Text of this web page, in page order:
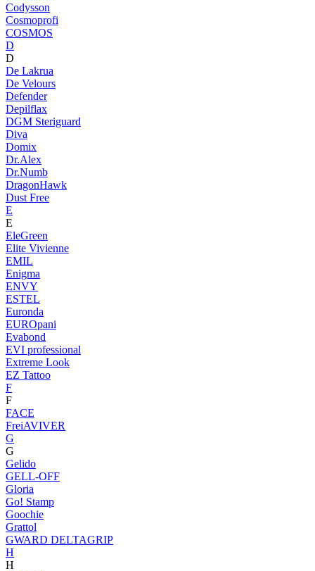
Codysson
Cosmoprofi
COSMOS
D
D
De Lakrua
De Velours
Defender
Depilflax
DGM Steriguard
Diva
Domix
Dr.Alex
Dr.Numb
DragonHawk
Dust Free
E
E
EleGreen
Elite Vivienne
EMIL
Enigma
ENVY
ESTEL
Euronda
EUROpani
Evabond
EVI professional
Extreme Look
EZ Tattoo
F
F
FACE
FreiAVIVER
G
G
Gelido
GELL-OFF
Gloria
Go! Stamp
Goochie
Grattol
GWARD DELTAGRIP
H
H